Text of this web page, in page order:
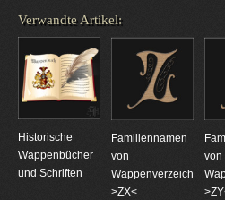
Verwandte Artikel:
Historische
Wappenbücher
und Schriften
Familiennamen
von
>ZX<
von